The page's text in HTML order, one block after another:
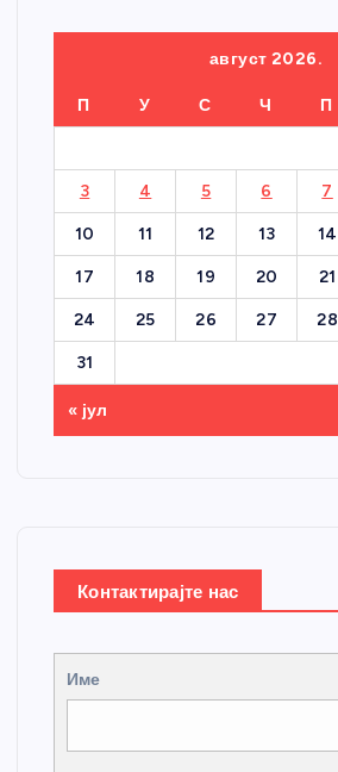
август 2026.
П У С Ч П
3 4 5 6 7
10 11 12 13 14
17 18 19 20 21
24 25 26 27 28
31
« јул
Контактирајте нас
Име